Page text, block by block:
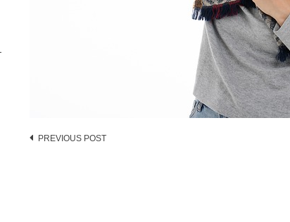
Post
PREVIOUS POST